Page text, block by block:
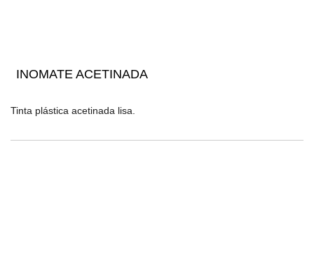
INOMATE ACETINADA
Tinta plástica acetinada lisa.